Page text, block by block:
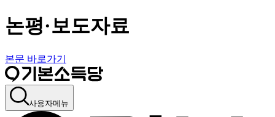
논평·보도자료
본문 바로가기
사용자메뉴